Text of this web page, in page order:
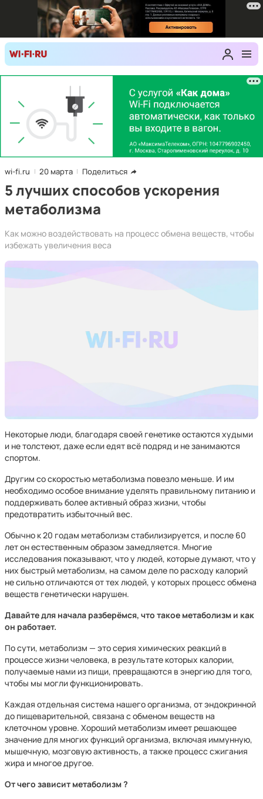
wi-fi.ru 20 марта Поделиться
5 лучших способов ускорения
метаболизма
Как можно воздействовать на процесс обмена веществ, чтобы
избежать увеличения веса
Некоторые люди, благодаря своей генетике остаются худыми
и не толстеют, даже если едят всё подряд и не занимаются
спортом.
Другим со скоростью метаболизма повезло меньше. И им
необходимо особое внимание уделять правильному питанию и
поддерживать более активный образ жизни, чтобы
предотвратить избыточный вес.
Обычно к 20 годам метаболизм стабилизируется, и после 60
лет он естественным образом замедляется. Многие
исследования показывают, что у людей, которые думают, что у
них быстрый метаболизм, на самом деле по расходу калорий
не сильно отличаются от тех людей, у которых процесс обмена
веществ генетически нарушен.
Давайте для начала разберёмся, что такое метаболизм и как
он работает.
По сути, метаболизм — это серия химических реакций в
процессе жизни человека, в результате которых калории,
получаемые нами из пищи, превращаются в энергию для того,
чтобы мы могли функционировать.
Каждая отдельная система нашего организма, от эндокринной
до пищеварительной, связана с обменом веществ на
клеточном уровне. Хороший метаболизм имеет решающее
значение для многих функций организма, включая иммунную,
мышечную, мозговую активность, а также процесс сжигания
жира и многое другое.
От чего зависит метаболизм ?